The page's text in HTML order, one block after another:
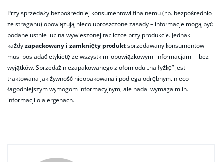
Przy sprzedaży bezpośredniej konsumentowi finalnemu (np. bezpośrednio
ze straganu) obowiązują nieco uproszczone zasady – informacje mogą być
podane ustnie lub na wywieszonej tabliczce przy produkcie. Jednak
każdyzapackowany i zamknięty produktsprzedawany konsumentowi
musi posiadać etykietę ze wszystkimi obowiązkowymi informacjami – bez
wyjątków. Sprzedaż niezapakowanego ziołomiodu „na łyżkę” jest
traktowana jak żywność nieopakowana i podlega odrębnym, nieco
łagodniejszym wymogom informacyjnym, ale nadal wymaga m.in.
informacji o alergenach.